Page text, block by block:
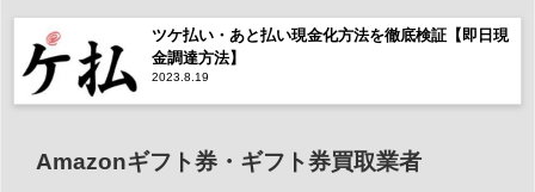
ツケ払い・あと払い現金化方法を徹底検証【即日現
金調達方法】
2023.8.19
Amazonギフト券・ギフト券買取業者